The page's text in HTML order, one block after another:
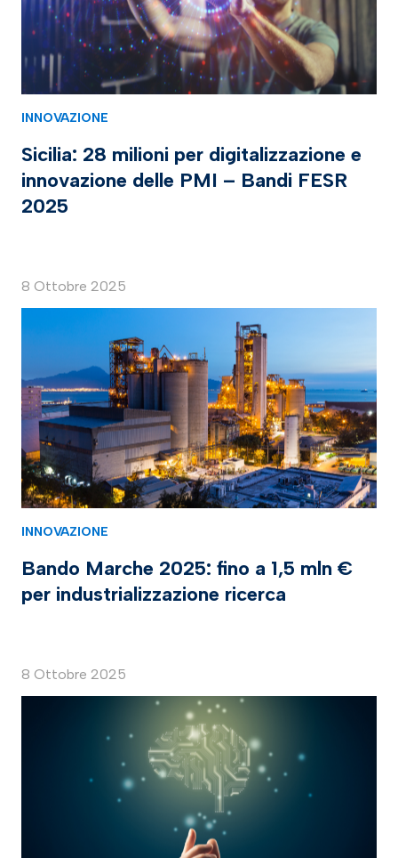
INNOVAZIONE
Sicilia: 28 milioni per digitalizzazione e
innovazione delle PMI – Bandi FESR
2025
8 Ottobre 2025
INNOVAZIONE
Bando Marche 2025: fino a 1,5 mln €
per industrializzazione ricerca
8 Ottobre 2025